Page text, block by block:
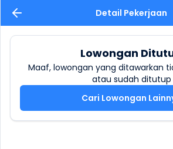
Detail Pekerjaan
Lowongan
Maaf, lowongan yang ditawarkan
atau sudah ditutup
Cari Lowongan